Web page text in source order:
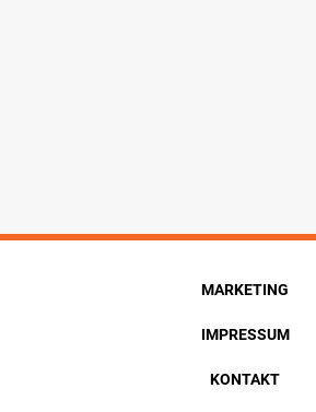
MARKETING
IMPRESSUM
KONTAKT